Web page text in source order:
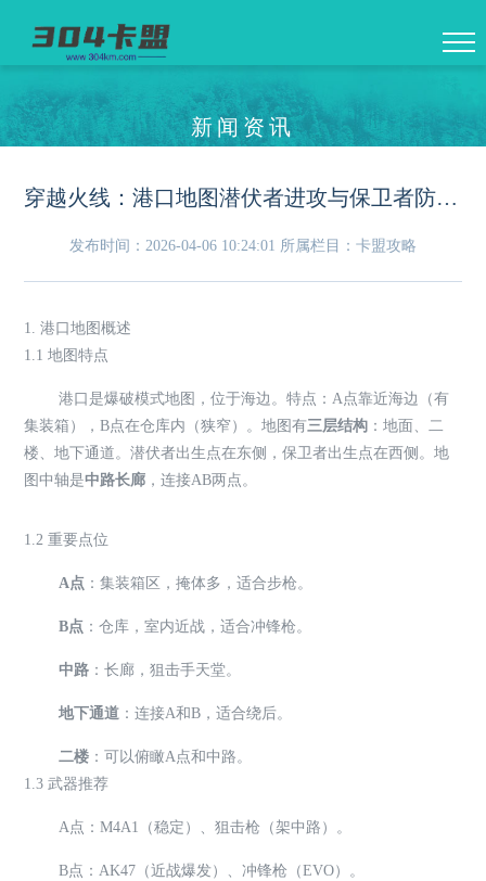
新闻资讯
穿越火线：港口地图潜伏者进攻与保卫者防守全攻略
发布时间：2026-04-06 10:24:01 所属栏目：卡盟攻略
1. 港口地图概述
1.1 地图特点
港口是爆破模式地图，位于海边。特点：A点靠近海边（有
集装箱），B点在仓库内（狭窄）。地图有三层结构 ：地面、二
楼、地下通道。潜伏者出生点在东侧，保卫者出生点在西侧。地
图中轴是中路长廊 ，连接AB两点。
1.2 重要点位
A点 ：集装箱区，掩体多，适合步枪。
B点 ：仓库，室内近战，适合冲锋枪。
中路 ：长廊，狙击手天堂。
地下通道 ：连接A和B，适合绕后。
二楼 ：可以俯瞰A点和中路。
1.3 武器推荐
A点：M4A1（稳定）、狙击枪（架中路）。
B点：AK47（近战爆发）、冲锋枪（EVO）。